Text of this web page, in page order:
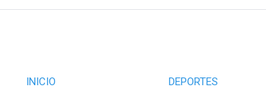
INICIO
DEPORTES